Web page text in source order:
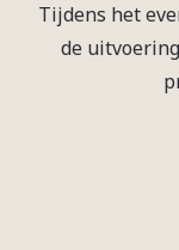
Tijdens het
de